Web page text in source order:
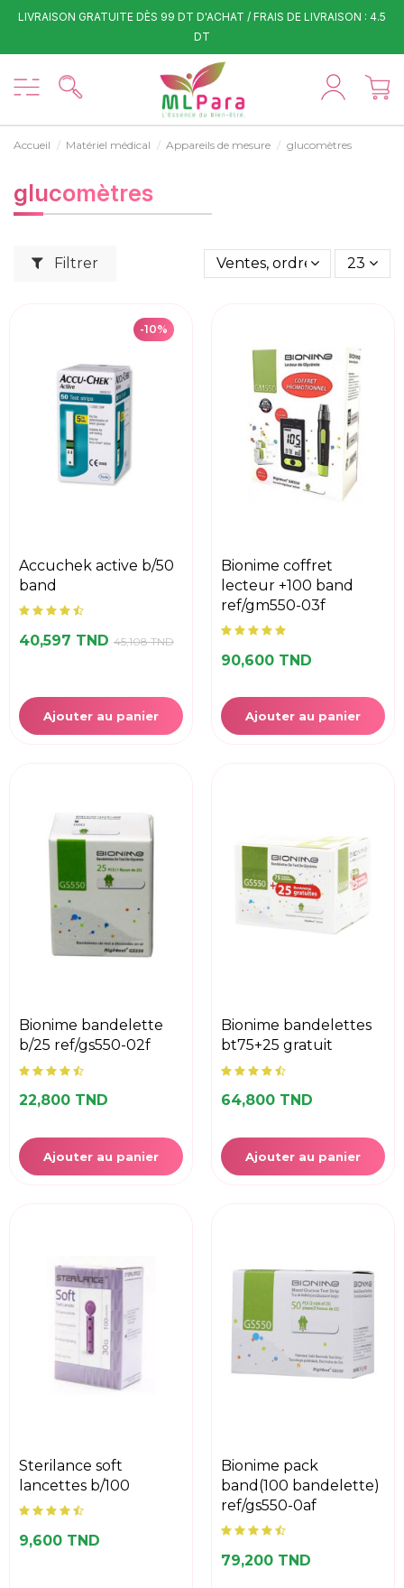
LIVRAISON GRATUITE DÈS 99 DT D'ACHAT / FRAIS DE LIVRAISON : 4.5
DT
Accueil Matériel médical Appareils de mesure glucomètres
glucomètres
Filtrer Ventes, ordre décroissant
23
-10%
accuchek active b/50
band
40,597 TND 45,108 TND
Ajouter au panier
bionime coffret
lecteur +100 band
ref/gm550-03f
90,600 TND
Ajouter au panier
bionime bandelette
b/25 ref/gs550-02f
22,800 TND
Ajouter au panier
bionime bandelettes
bt75+25 gratuit
64,800 TND
Ajouter au panier
sterilance soft
lancettes b/100
9,600 TND
bionime pack
band(100 bandelette)
ref/gs550-0af
79,200 TND